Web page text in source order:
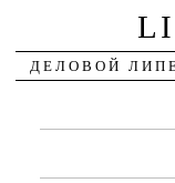
ДЕЛОВОЙ